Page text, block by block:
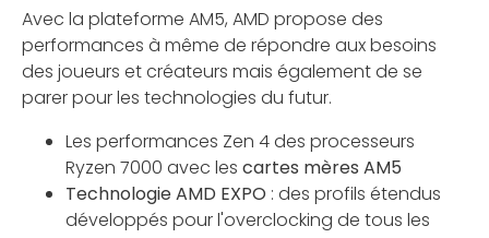
Avec la plateforme AM5, AMD propose des
performances à même de répondre aux besoins
des joueurs et créateurs mais également de se
parer pour les technologies du futur.
Les performances Zen 4 des processeurs
Ryzen 7000 avec les cartes mères AM5
Technologie AMD EXPO : des profils étendus
développés pour l'overclocking de tous les